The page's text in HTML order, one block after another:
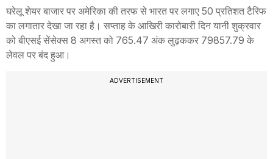
घरेलू शेयर बाजार पर अमेरिका की तरफ से भारत पर लगाए 50 प्रतिशत टैरिफ
का लगातार देखा जा रहा है। सप्ताह के आखिरी कारोबारी दिन यानी शुक्रवार
को बीएसई सेंसेक्स 8 अगस्त को 765.47 अंक लुढ़ककर 79857.79 के
लेवल पर बंद हुआ।
ADVERTISEMENT